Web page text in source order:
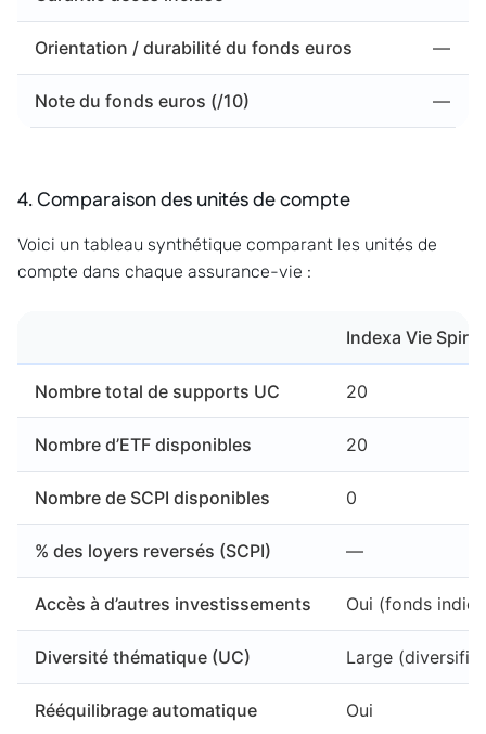
Orientation / durabilité du fonds euros —
Note du fonds euros (/10) —
4. Comparaison des unités de compte
Voici un tableau synthétique comparant les unités de
compte dans chaque assurance-vie :
Indexa Vie
Nombre total de supports UC 20
Nombre d’ETF disponibles 20
Nombre de SCPI disponibles 0
% des loyers reversés (SCPI) —
Accès à d’autres investissements Oui (fonds
Diversité thématique (UC) Large
Rééquilibrage automatique Oui